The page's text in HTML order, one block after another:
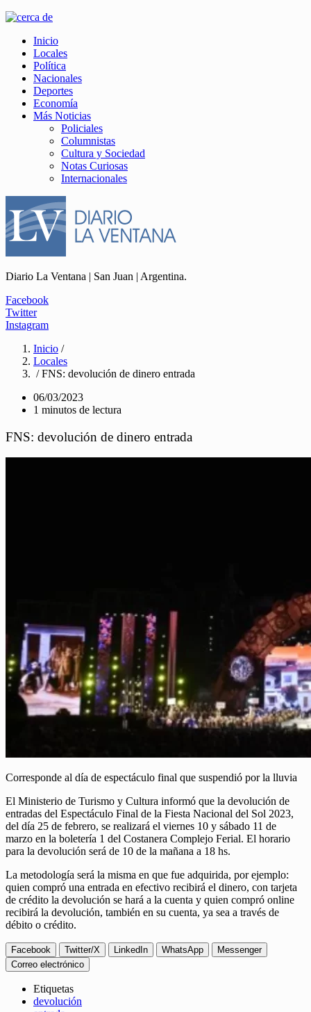
Inicio
Locales
Política
Nacionales
Deportes
Economía
Más Noticias
Policiales
Columnistas
Cultura y Sociedad
Notas Curiosas
Internacionales
Diario La Ventana | San Juan | Argentina.
Facebook
Twitter
Instagram
Inicio /
Locales
/ FNS: devolución de dinero entrada
06/03/2023
1 minutos de lectura
FNS: devolución de dinero entrada
Corresponde al día de espectáculo final que suspendió por la lluvia
El Ministerio de Turismo y Cultura informó que la devolución de
entradas del Espectáculo Final de la Fiesta Nacional del Sol 2023,
del día 25 de febrero, se realizará el viernes 10 y sábado 11 de
marzo en la boletería 1 del Costanera Complejo Ferial. El horario
para la devolución será de 10 de la mañana a 18 hs.
La metodología será la misma en que fue adquirida, por ejemplo:
quien compró una entrada en efectivo recibirá el dinero, con tarjeta
de crédito la devolución se hará a la cuenta y quien compró online
recibirá la devolución, también en su cuenta, ya sea a través de
débito o crédito.
Facebook Twitter/X LinkedIn WhatsApp
Messenger
Correo electrónico
Etiquetas
devolución